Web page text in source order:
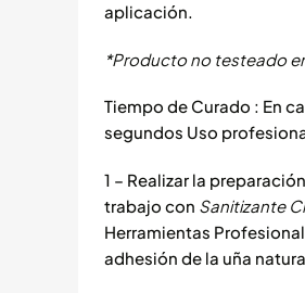
aplicación.
*Producto no testeado
Tiempo de Curado : En
segundos Uso
1 – Realizar la
trabajo con Sanitizante
Herramientas
adhesión de la uña